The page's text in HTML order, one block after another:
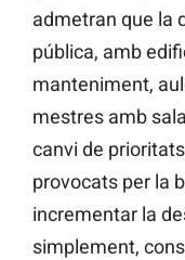
admetran que la
pública, amb
manteniment,
mestres amb
canvi de
provocats per la
incrementar la
simplement,